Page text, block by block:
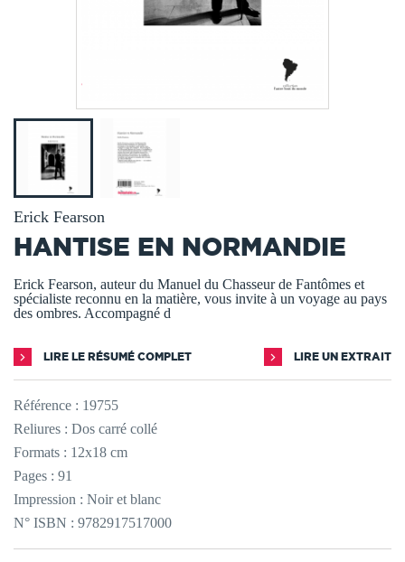
Erick Fearson
HANTISE EN NORMANDIE
Erick Fearson, auteur du Manuel du Chasseur de Fantômes et
spécialiste reconnu en la matière, vous invite à un voyage au pays
des ombres. Accompagné d
LIRE LE RÉSUMÉ COMPLET LIRE UN EXTRAIT
Référence : 19755
Reliures : Dos carré collé
Formats : 12x18 cm
Pages : 91
Impression : Noir et blanc
N° ISBN : 9782917517000